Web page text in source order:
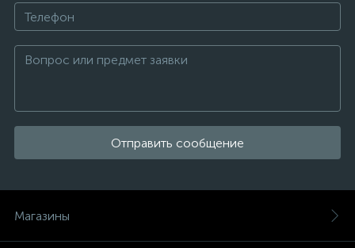
Отправить сообщение
Магазины